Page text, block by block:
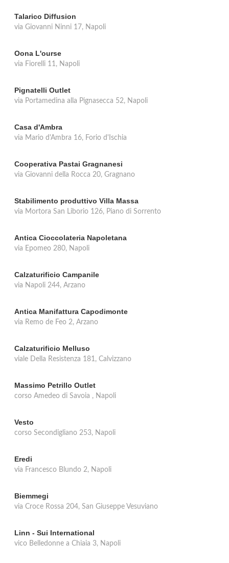
Talarico Diffusion
via Giovanni Ninni 17, Napoli
Oona L'ourse
via Fiorelli 11, Napoli
Pignatelli Outlet
via Portamedina alla Pignasecca 52, Napoli
Casa d'Ambra
via Mario d'Ambra 16, Forio d'Ischia
Cooperativa Pastai Gragnanesi
via Giovanni della Rocca 20, Gragnano
Stabilimento produttivo Villa Massa
via Mortora San Liborio 126, Piano di Sorrento
Antica Cioccolateria Napoletana
via Epomeo 280, Napoli
Calzaturificio Campanile
via Napoli 244, Arzano
Antica Manifattura Capodimonte
via Remo de Feo 2, Arzano
Calzaturificio Melluso
viale Della Resistenza 181, Calvizzano
Massimo Petrillo Outlet
corso Amedeo di Savoia , Napoli
Vesto
corso Secondigliano 253, Napoli
Eredi
via Francesco Blundo 2, Napoli
Biemmegi
via Croce Rossa 204, San Giuseppe Vesuviano
Linn - Sui International
vico Belledonne a Chiaia 3, Napoli